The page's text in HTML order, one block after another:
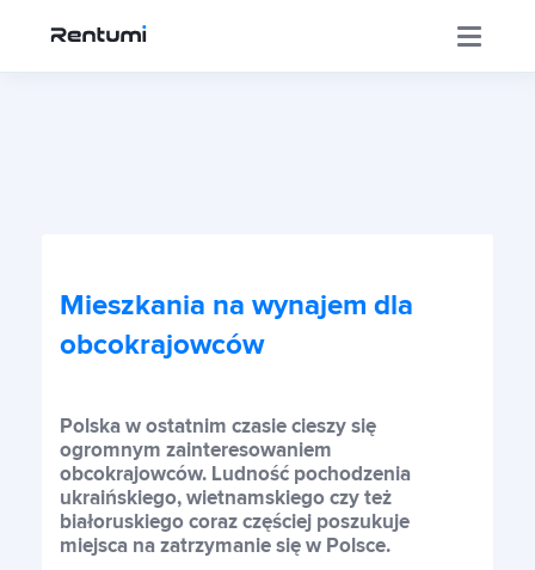
Centrum Inwestora
Sklep
Mieszkania na wynajem dla
obcokrajowców
Polska w ostatnim czasie cieszy się
ogromnym zainteresowaniem
obcokrajowców. Ludność pochodzenia
ukraińskiego, wietnamskiego czy też
białoruskiego coraz częściej poszukuje
miejsca na zatrzymanie się w Polsce.